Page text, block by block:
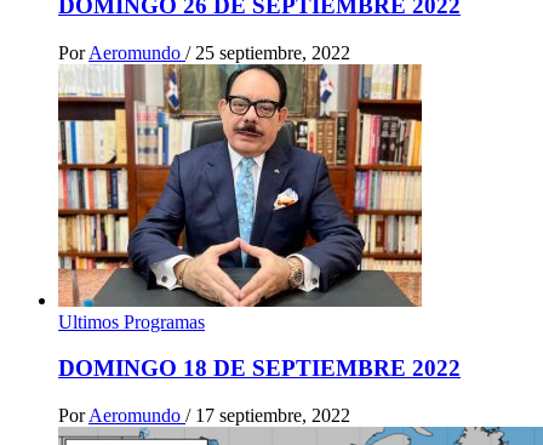
DOMINGO 26 DE SEPTIEMBRE 2022
Por Aeromundo / 25 septiembre, 2022
Ultimos Programas
DOMINGO 18 DE SEPTIEMBRE 2022
Por Aeromundo / 17 septiembre, 2022